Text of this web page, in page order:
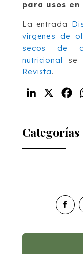
para usos
La entrada
vírgenes de
secos de
nutricional se
Revista.
LinkedIn
Categorías